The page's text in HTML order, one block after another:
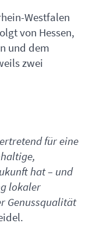
Westfalen
von Hessen,
und dem
zwei
für eine
hat – und
lokaler
Genussqualität